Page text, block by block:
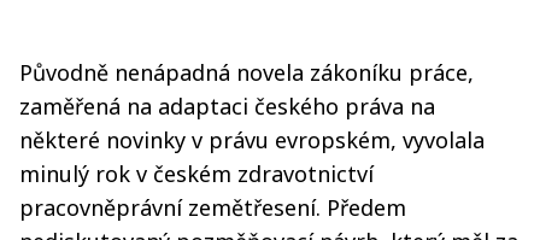
Původně nenápadná novela zákoníku práce,
zaměřená na adaptaci českého práva na
některé novinky v právu evropském, vyvolala
minulý rok v českém zdravotnictví
pracovněprávní zemětřesení. Předem